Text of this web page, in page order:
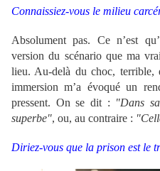
Connaissiez-vous le milieu
Absolument pas. Ce n’est
version du scénario que ma
lieu. Au-delà du choc, terrible,
immersion m’a évoqué un
pressent. On se dit : "Dans
superbe", ou, au contraire :
Diriez-vous que la prison est le